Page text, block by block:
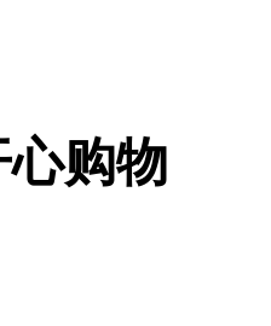
购物